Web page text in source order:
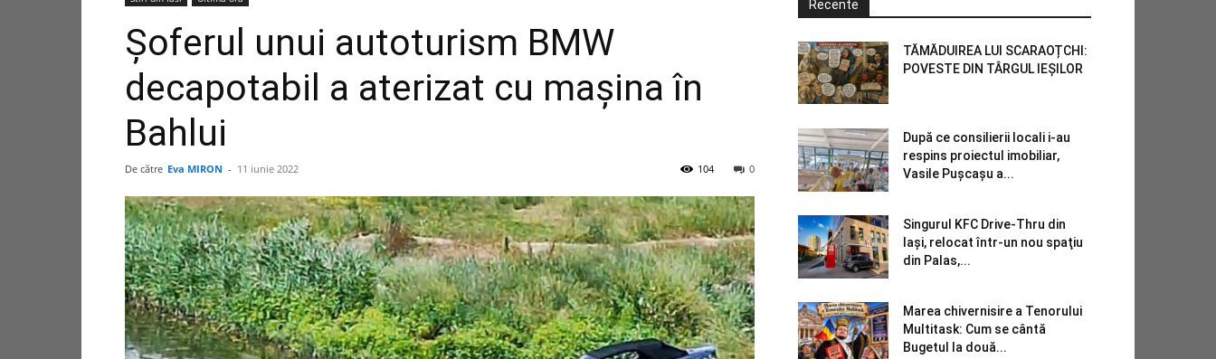
Şoferul unui autoturism BMW
decapotabil a aterizat cu maşina în
Bahlui
De către Eva MIRON - 11 iunie 2022 0
104
Recente
TĂMĂDUIREA LUI SCARAOȚCHI:
POVESTE DIN TÂRGUL IEȘILOR
După ce consilierii locali i-au
respins proiectul imobiliar,
Vasile Pușcașu a...
Singurul KFC Drive-Thru din
Iași, relocat într-un nou spaţiu
din Palas,...
Marea chivernisire a Tenorului
Multitask: Cum se cântă
Bugetul la două...